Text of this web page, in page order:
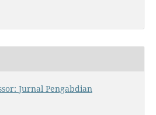
Jurnal Pengabdian